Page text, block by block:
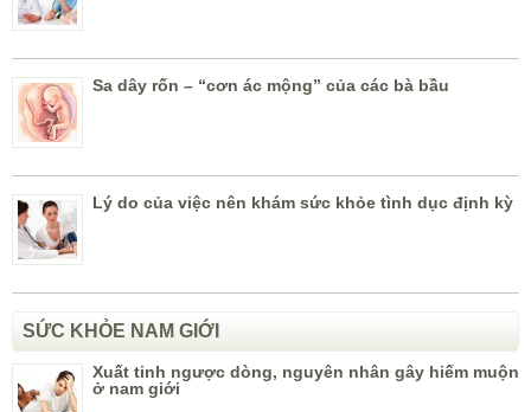
Sa dây rốn – “cơn ác mộng” của các bà bầu
Lý do của việc nên khám sức khỏe tình dục định kỳ
SỨC KHỎE NAM GIỚI
Xuất tinh ngược dòng, nguyên nhân gây hiếm muộn
ở nam giới